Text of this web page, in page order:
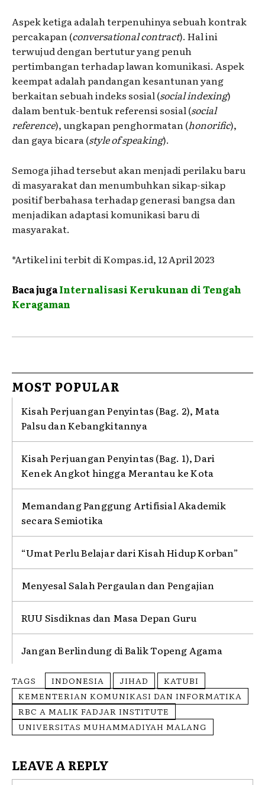
Aspek ketiga adalah terpenuhinya sebuah kontrak
percakapan (conversational contract). Hal ini
terwujud dengan bertutur yang penuh
pertimbangan terhadap lawan komunikasi. Aspek
keempat adalah pandangan kesantunan yang
berkaitan sebuah indeks sosial (social indexing)
dalam bentuk-bentuk referensi sosial (social
reference), ungkapan penghormatan (honorific),
dan gaya bicara (style of speaking).
Semoga jihad tersebut akan menjadi perilaku baru
di masyarakat dan menumbuhkan sikap-sikap
positif berbahasa terhadap generasi bangsa dan
menjadikan adaptasi komunikasi baru di
masyarakat.
*Artikel ini terbit di Kompas.id, 12 April 2023
Baca jugaInternalisasi Kerukunan di Tengah
Keragaman
MOST POPULAR
Kisah Perjuangan Penyintas (Bag. 2), Mata
Palsu dan Kebangkitannya
Kisah Perjuangan Penyintas (Bag. 1), Dari
Kenek Angkot hingga Merantau ke Kota
Memandang Panggung Artifisial Akademik
secara Semiotika
“Umat Perlu Belajar dari Kisah Hidup Korban”
Menyesal Salah Pergaulan dan Pengajian
RUU Sisdiknas dan Masa Depan Guru
Jangan Berlindung di Balik Topeng Agama
TAGS INDONESIA JIHAD
KATUBI
KEMENTERIAN KOMUNIKASI DAN INFORMATIKA
RBC A MALIK FADJAR INSTITUTE
UNIVERSITAS MUHAMMADIYAH MALANG
LEAVE A REPLY